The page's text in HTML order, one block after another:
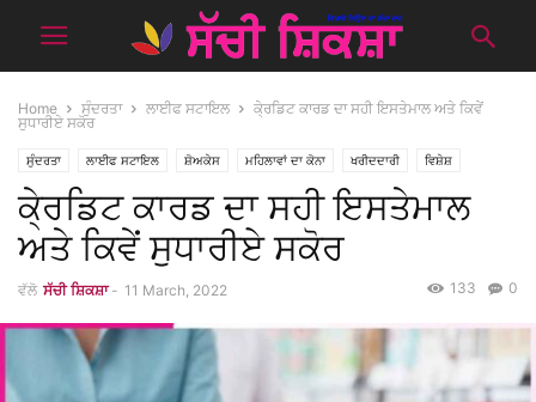
Home ਸੁੰਦਰਤਾ ਲਾਈਫ ਸਟਾਇਲ
ਕੇ੍ਰਡਿਟ ਕਾਰਡ ਦਾ ਸਹੀ ਇਸਤੇਮਾਲ ਅਤੇ ਕਿਵੇਂ
ਸੁਧਾਰੀਏ ਸਕੋਰ
ਸੁੰਦਰਤਾ ਲਾਈਫ ਸਟਾਇਲ ਸ਼ੋਅਕੇਸ ਮਹਿਲਾਵਾਂ ਦਾ ਕੋਨਾ ਖਰੀਦਦਾਰੀ ਵਿਸ਼ੇਸ਼
ਕੇ੍ਰਡਿਟ ਕਾਰਡ ਦਾ ਸਹੀ ਇਸਤੇਮਾਲ
ਅਤੇ ਕਿਵੇਂ ਸੁਧਾਰੀਏ ਸਕੋਰ
ਵੱਲੋ ਸੱਚੀ ਸ਼ਿਕਸ਼ਾ - 11 March, 2022 0
133